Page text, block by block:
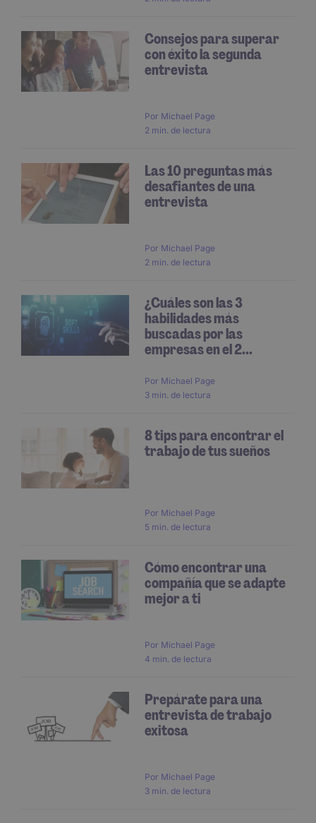
Consejos para superar
con éxito la segunda
entrevista
Por Michael Page
2 min. de lectura
Las 10 preguntas más
desafiantes de una
entrevista
Por Michael Page
2 min. de lectura
¿Cuáles son las 3
habilidades más
buscadas por las
empresas en el 2...
Por Michael Page
3 min. de lectura
8 tips para encontrar el
trabajo de tus sueños
Por Michael Page
5 min. de lectura
Cómo encontrar una
compañía que se adapte
mejor a ti
Por Michael Page
4 min. de lectura
Prepárate para una
entrevista de trabajo
exitosa
Por Michael Page
3 min. de lectura